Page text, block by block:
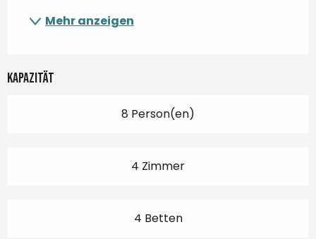
Mehr anzeigen
Kapazität
8 Person(en)
4 Zimmer
4 Betten